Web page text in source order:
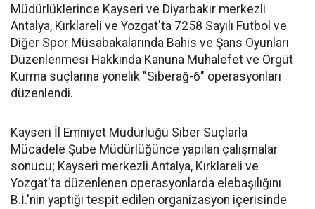
Müdürlüklerince Kayseri ve Diyarbakır merkezli
Antalya, Kırklareli ve Yozgat'ta 7258 Sayılı Futbol ve
Diğer Spor Müsabakalarında Bahis ve Şans Oyunları
Düzenlenmesi Hakkında Kanuna Muhalefet ve Örgüt
Kurma suçlarına yönelik "Siberağ-6" operasyonları
düzenlendi.
Kayseri İl Emniyet Müdürlüğü Siber Suçlarla
Mücadele Şube Müdürlüğünce yapılan çalışmalar
sonucu; Kayseri merkezli Antalya, Kırklareli ve
Yozgat'ta düzenlenen operasyonlarda elebaşılığını
B.İ.'nin yaptığı tespit edilen organizasyon içerisinde